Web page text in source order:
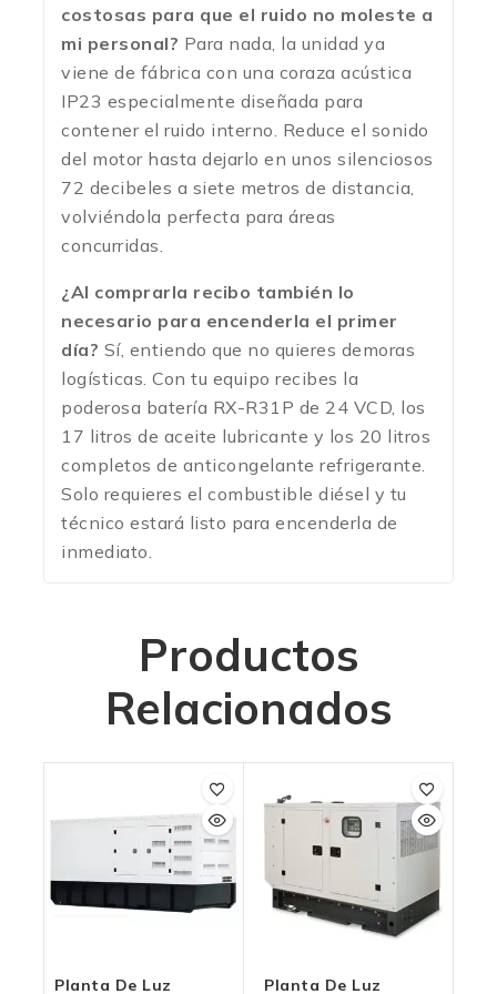
costosas para que el ruido no moleste a
mi personal? Para nada, la unidad ya
viene de fábrica con una coraza acústica
IP23 especialmente diseñada para
contener el ruido interno. Reduce el sonido
del motor hasta dejarlo en unos silenciosos
72 decibeles a siete metros de distancia,
volviéndola perfecta para áreas
concurridas.
¿Al comprarla recibo también lo
necesario para encenderla el primer
día? Sí, entiendo que no quieres demoras
logísticas. Con tu equipo recibes la
poderosa batería RX-R31P de 24 VCD, los
17 litros de aceite lubricante y los 20 litros
completos de anticongelante refrigerante.
Solo requieres el combustible diésel y tu
técnico estará listo para encenderla de
inmediato.
Productos
Relacionados
Planta De Luz
Planta De Luz